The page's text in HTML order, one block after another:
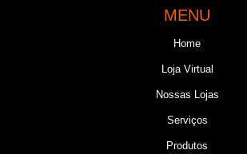
MENU
Home
Loja Virtual
Nossas Lojas
Serviços
Produtos